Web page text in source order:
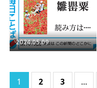
2024.05.09
1 2 3 …